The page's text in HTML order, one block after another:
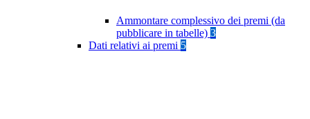
Ammontare complessivo dei premi (da
pubblicare in tabelle) 3
Dati relativi ai premi 5